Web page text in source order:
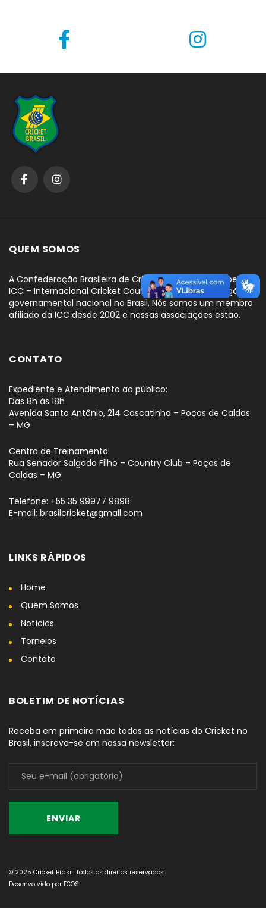
QUEM SOMOS
A Confederação Brasileira de Cricket é reconhecida pelo
ICC – Internacional Cricket Council, como o único órgão
governamental nacional no Brasil. Nós somos um membro
afiliado da ICC desde 2002 e nossas associações estão.
CONTATO
Expediente e Atendimento ao público:
Das 8h às 18h
Avenida Santo Antônio, 214 Cascatinha – Poços de Caldas
– MG
Centro de Treinamento:
Rua Senador Salgado Filho – Country Club – Poços de
Caldas – MG
Telefone: +55 35 99977 9898
E-mail: brasilcricket@gmail.com
LINKS RÁPIDOS
Home
Quem Somos
Notícias
Torneios
Contato
BOLETIM DE NOTÍCIAS
Receba em primeira mão todas as notícias do Cricket no
Brasil, inscreva-se em nossa newsletter:
© 2025 Cricket Brasil. Todos os direitos reservados.
Desenvolvido por ECOS.